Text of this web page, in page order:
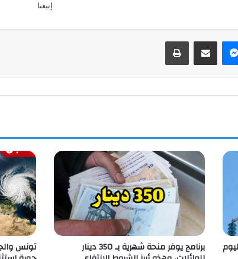
إتبعنا
برنامج يوفر منحة شهرية بـ 350 دينار تونس